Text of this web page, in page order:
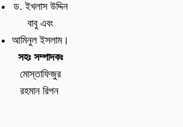
ড. ইখলাস উদ্দিন
বাবু এবং
আমিনুল ইসলাম।
সহঃ সম্পাদকঃ
মোস্তাফিজুর
রহমান রিপন